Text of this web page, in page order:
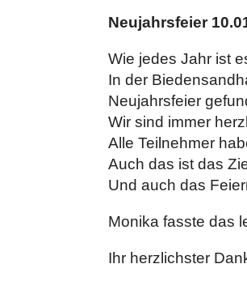
Neujahrsfeier
Wie jedes Jahr ist
In der
Neujahrsfeier
Wir sind immer
Alle Teilnehmer
Auch das ist das
Und auch das
Monika fasste das
Ihr herzlichster